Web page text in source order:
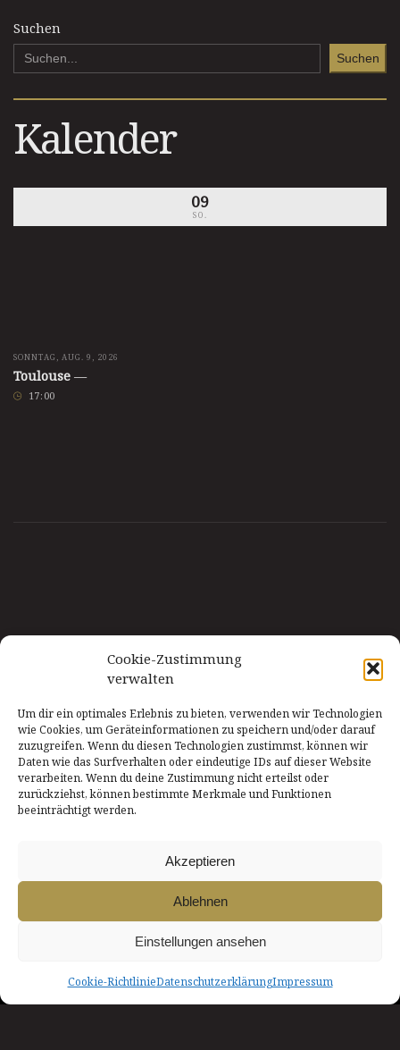
Cookie-Zustimmung
verwalten
Um dir ein optimales Erlebnis zu bieten, verwenden wir Technologien
wie Cookies, um Geräteinformationen zu speichern und/oder darauf
zuzugreifen. Wenn du diesen Technologien zustimmst, können wir
Daten wie das Surfverhalten oder eindeutige IDs auf dieser Website
verarbeiten. Wenn du deine Zustimmung nicht erteilst oder
zurückziehst, können bestimmte Merkmale und Funktionen
beeinträchtigt werden.
Akzeptieren
Ablehnen
Einstellungen ansehen
Cookie-RichtlinieDatenschutzerklärungImpressum
Suchen
Suchen
Kalender
09
SO.
SONNTAG, AUG. 9, 2026
Toulouse —
17: 00
DATENSCHUTZERKLÄRUNG
AGB
IMPRESSUM
NACH OBEN
INNszenierung
Theater in & um Rosenheim